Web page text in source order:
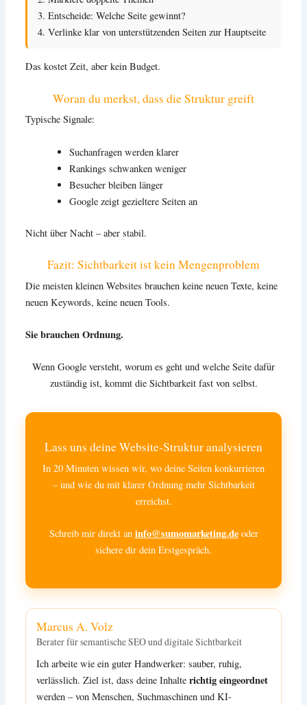
3. Entscheide: Welche Seite gewinnt?
4. Verlinke klar von unterstützenden Seiten zur Hauptseite
Das kostet Zeit, aber kein Budget.
Woran du merkst, dass die Struktur greift
Typische Signale:
Suchanfragen werden klarer
Rankings schwanken weniger
Besucher bleiben länger
Google zeigt gezieltere Seiten an
Nicht über Nacht – aber stabil.
Fazit: Sichtbarkeit ist kein Mengenproblem
Die meisten kleinen Websites brauchen keine neuen Texte, keine
neuen Keywords, keine neuen Tools.
Sie brauchen Ordnung.
Wenn Google versteht, worum es geht und welche Seite dafür
zuständig ist, kommt die Sichtbarkeit fast von selbst.
Lass uns deine Website-Struktur analysieren
In 20 Minuten wissen wir, wo deine Seiten konkurrieren
– und wie du mit klarer Ordnung mehr Sichtbarkeit
erreichst.
Schreib mir direkt an info@sumomarketing.deoder
sichere dir dein Erstgespräch.
Marcus A. Volz
Berater für semantische SEO und digitale Sichtbarkeit
Ich arbeite wie ein guter Handwerker: sauber, ruhig,
verlässlich. Ziel ist, dass deine Inhalte richtig eingeordnet
werden – von Menschen, Suchmaschinen und KI-